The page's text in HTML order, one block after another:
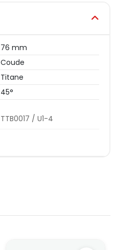
76 mm
Coude
Titane
45°
TTB0017 / U1-4